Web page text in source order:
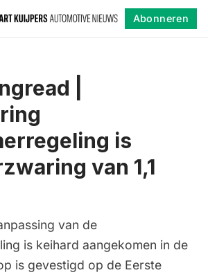
Abonneren
|
is
van 1,1
van de
is keihard aangekomen in de
is gevestigd op de Eerste